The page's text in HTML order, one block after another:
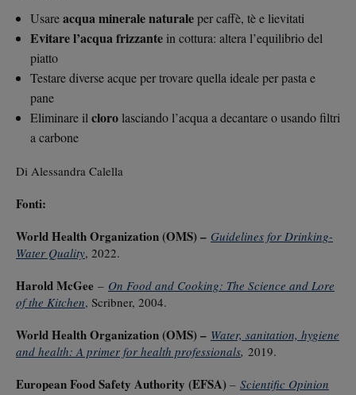
Usareacqua minerale naturaleper caffè, tè e lievitati
Evitare l’acqua frizzantein cottura: altera l’equilibrio del
piatto
Testare diverse acque per trovare quella ideale per pasta e
pane
Eliminare il clorolasciando l’acqua a decantare o usando filtri
a carbone
Di Alessandra Calella
Fonti:
World Health Organization (OMS) – Guidelines for Drinking-
Water Quality, 2022.
Harold McGee – On Food and Cooking: The Science and Lore
of the Kitchen, Scribner, 2004.
World Health Organization (OMS) – Water, sanitation, hygiene
and health: A primer for health professionals, 2019.
European Food Safety Authority (EFSA) – Scientific Opinion